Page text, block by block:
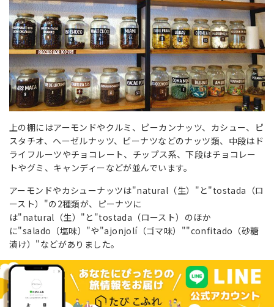
上の棚にはアーモンドやクルミ、ピーカンナッツ、カシュー、ピ
スタチオ、ヘーゼルナッツ、ピーナツなどのナッツ類、中段はド
ライフルーツやチョコレート、チップス系、下段はチョコレー
トやグミ、キャンディーなどが並んでいます。
アーモンドやカシューナッツは"natural（生）"と"tostada（ロ
ースト）"の2種類が、ピーナツに
は"natural（生）"と"tostada（ロースト）のほか
に"salado（塩味）"や"ajonjolí（ゴマ味）""confitado（砂糖
漬け）"などがありました。